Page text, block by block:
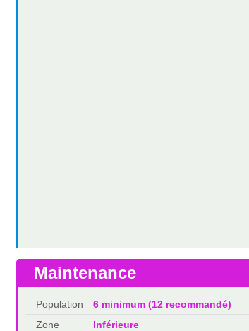
Maintenance
Population
6 minimum (12 recommandé)
Zone
Inférieure